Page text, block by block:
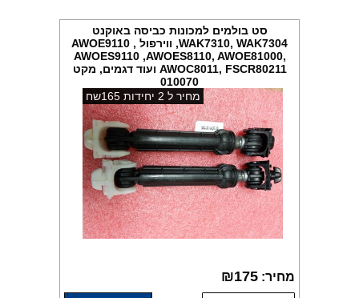
סט בולמים למכונות כביסה באוקנט
WAK7310, WAK7304, ווירפול AWOE9110 ,
AWOES9110 ,AWOES8110, AWOE81000,
AWOC8011, FSCR80211 ועוד דגמים, מקט
010070
מחיר ל 2 יחידות 165שח
מחיר: ₪175